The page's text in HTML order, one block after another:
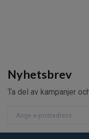
Nyhetsbrev
Ta del av kampanjer